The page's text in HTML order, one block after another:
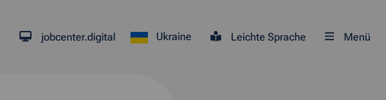
jobcenter.digital Ukraine Leichte Sprache Menü